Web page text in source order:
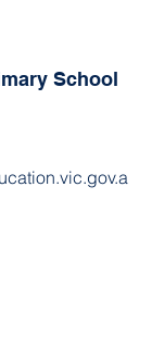
School